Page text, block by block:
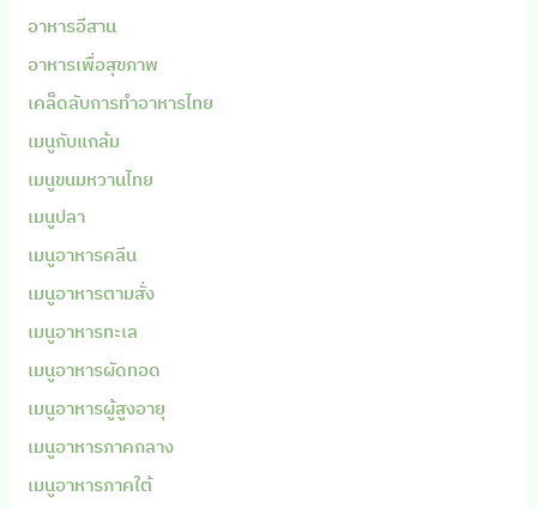
อาหารอีสาน
อาหารเพื่อสุขภาพ
เคล็ดลับการทำอาหารไทย
เมนูกับแกล้ม
เมนูขนมหวานไทย
เมนูปลา
เมนูอาหารคลีน
เมนูอาหารตามสั่ง
เมนูอาหารทะเล
เมนูอาหารผัดทอด
เมนูอาหารผู้สูงอายุ
เมนูอาหารภาคกลาง
เมนูอาหารภาคใต้